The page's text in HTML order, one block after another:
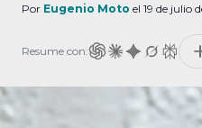
esto se demostró una
gracias al wearable.
Boston) contó la
Por Eugenio Moto el 19 de julio
Resume con: